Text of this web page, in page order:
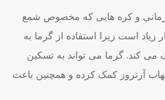
و کره هایی که مخصوص شمع
زیاد است زیرا استفاده از گرما به
کند. گرما می تواند به تسکین
آرتروز کمک کرده و همچنین باعث